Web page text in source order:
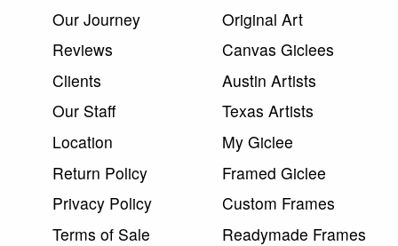
Our Journey
Reviews
Clients
Our Staff
Location
Return Policy
Privacy Policy
Terms of Sale
Original Art
Canvas Giclees
Austin Artists
Texas Artists
My Giclee
Framed Giclee
Custom Frames
Readymade Frames